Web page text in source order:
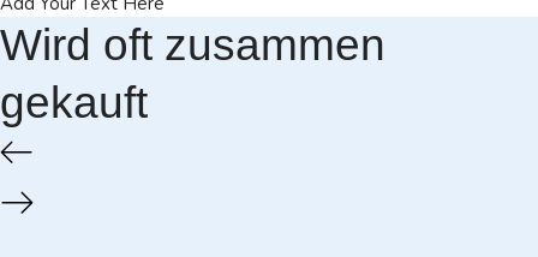
Wird oft zusammen
gekauft